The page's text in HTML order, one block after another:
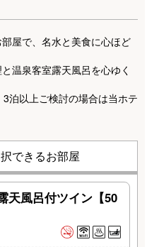
屋で、名水と美食に心ほど
温泉客室露天風呂を心ゆく
泊以上ご検討の場合は当ホテ
できるお部屋
天風呂付ツイン【50